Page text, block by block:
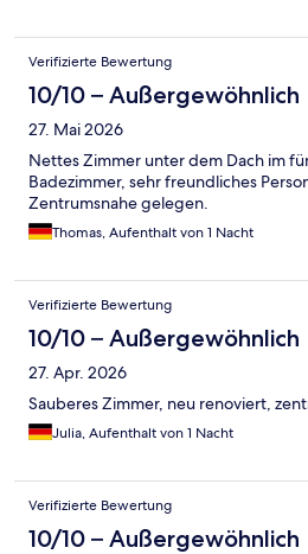
Verifizierte Bewertung
10/10 – Außergewöhnlich
27. Mai 2026
Nettes Zimmer unter dem Dach im
Badezimmer, sehr freundliches
Zentrumsnahe gelegen.
Thomas, Aufenthalt von 1 Nacht
Verifizierte Bewertung
10/10 – Außergewöhnlich
27. Apr. 2026
Sauberes Zimmer, neu renoviert,
Julia, Aufenthalt von 1 Nacht
Verifizierte Bewertung
10/10 – Außergewöhnlich